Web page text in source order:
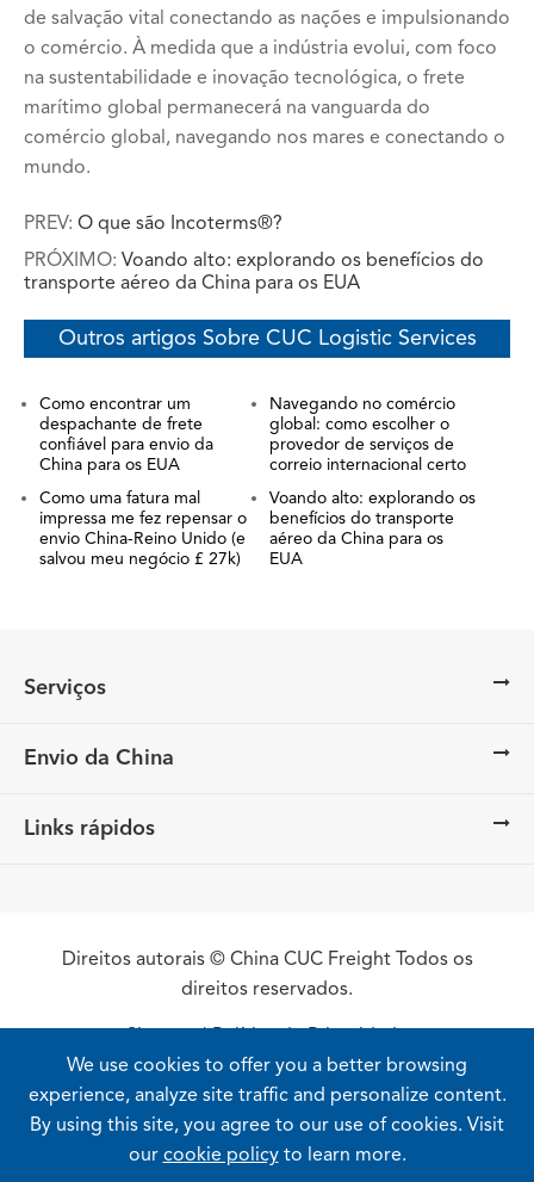
de salvação vital conectando as nações e impulsionando
o comércio. À medida que a indústria evolui, com foco
na sustentabilidade e inovação tecnológica, o frete
marítimo global permanecerá na vanguarda do
comércio global, navegando nos mares e conectando o
mundo.
PREV: O que são Incoterms®?
PRÓXIMO: Voando alto: explorando os benefícios do
transporte aéreo da China para os EUA
Outros artigos Sobre CUC Logistic Services
Como encontrar um
despachante de frete
confiável para envio da
China para os EUA
Navegando no comércio
global: como escolher o
provedor de serviços de
correio internacional certo
Como uma fatura mal
impressa me fez repensar o
envio China-Reino Unido (e
salvou meu negócio £ 27k)
Voando alto: explorando os
benefícios do transporte
aéreo da China para os
EUA
Serviços
Envio da China
Links rápidos
Direitos autorais © China CUC FreightTodos os
direitos reservados.
We use cookies to offer you a better browsing
experience, analyze site traffic and personalize content.
By using this site, you agree to our use of cookies. Visit
our cookie policyto learn more.